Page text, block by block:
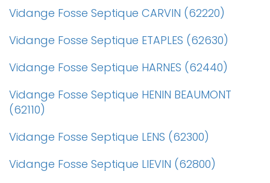
Vidange Fosse Septique CARVIN (62220)
Vidange Fosse Septique ETAPLES (62630)
Vidange Fosse Septique HARNES (62440)
Vidange Fosse Septique HENIN BEAUMONT
(62110)
Vidange Fosse Septique LENS (62300)
Vidange Fosse Septique LIEVIN (62800)